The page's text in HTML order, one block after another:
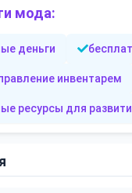
мода:
деньги
инвентарем
ресурсы для